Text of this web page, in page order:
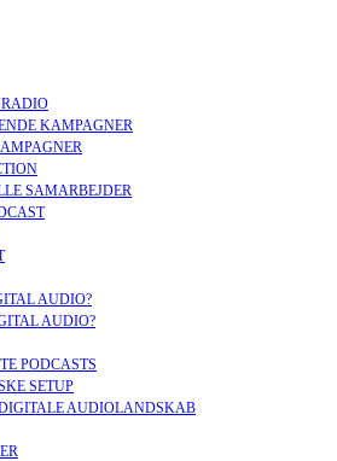
KAMPAGNER
SAMARBEJDER
AUDIO?
AUDIO?
PODCASTS
SETUP
AUDIOLANDSKAB